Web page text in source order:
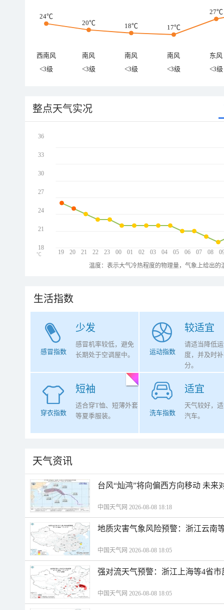
24℃
20℃
18℃ 17℃
27℃
西南风 南风 南风 南风
东风
<3级
<3级 <3级 <3级 <3级
整点天气实况
19 20 21 22 23 00 01 02 03 04 05 06 07 08
36
33
30
27
24
21
18
℃
温度：表示大气冷热程度的物理量，气象上给出
生活指数
少发
感冒指数
感冒机率较低，避免
长期处于空调屋中。
较适宜
运动指数
请适当降低
度，并及时
分。
短袖
穿衣指数
适合穿T恤、短薄外套
等夏季服装。
适宜
洗车指数
天气较好，
汽车。
天气资讯
台风“灿鸿”将向偏西方向移动 未来
中国天气网 2026-08-08 18:18
地质灾害气象风险预警：浙江云南
中国天气网 2026-08-08 18:05
强对流天气预警：浙江上海等4省
中国天气网 2026-08-08 18:05